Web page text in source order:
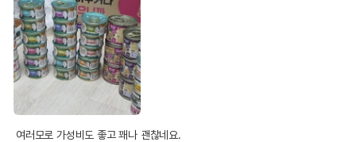
여러모로 가성비도 좋고 꽤나 괜찮네요.